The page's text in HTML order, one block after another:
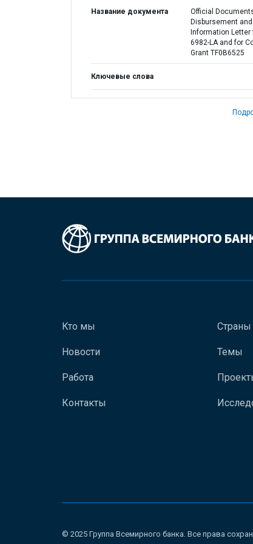
Название документа
Official
Disbursement and
Information Letter
6982-LA and for
Grant TF0B6525
Ключевые слова
Кто мы
Новости
Работа
Контакты
Страны
Темы
© 2025 Группа Всемирного банка. Все права